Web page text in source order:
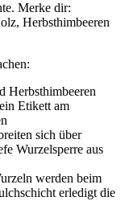
Merke dir:
Herbsthimbeeren
Herbsthimbeeren
Etikett am
sich über
Wurzelsperre aus
werden beim
erledigt die